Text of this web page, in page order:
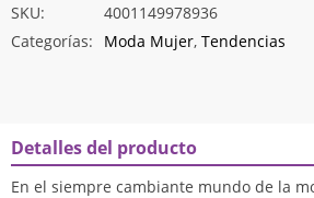
SKU:
4001149978936
Categorías:
Moda Mujer, Tendencias
Detalles del producto
RM2015885856394350
En el siempre cambiante mundo de la